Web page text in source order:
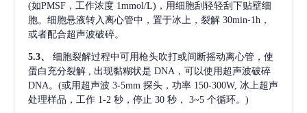
(如PMSF，工作浓度 1mmol/L)，用细胞刮轻轻刮下贴壁细
胞。细胞悬液转入离心管中，置于冰上，裂解 30min-1h，
或者配合超声波破碎。
5.3、
细胞裂解过程中可用枪头吹打或间断摇动离心管，使
蛋白充分裂解 , 出现黏糊状是 DNA，可以使用超声波破碎
DNA。(或用超声波 3-5mm 探头，功率 150-300W, 冰上超声
处理样品，工作 1-2 秒，停止 30 秒， 3~5 个循环。)